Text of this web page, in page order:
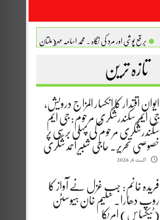
برقع پوشی اور مرد کی نگاہ . محمد اسامہ مہر(ملتان )
تازہ ترین
ایوانِ اقتدار کا انکسار المزاج درویش،
جی ایم سکندرشگری مرحوم: جی ایم
سکندرشگری مرحوم کی پہلی برسی پر
خصوصی تحریر. حاجی شبیر احمد شگری
اگست 6, 2026
فریدہ خانم: جب غزل نے آواز کا
روپ دھارا. سلیم خان ہیوسٹن
(ٹیکساس) امریکا